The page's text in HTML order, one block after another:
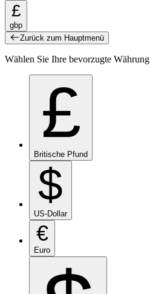
£
gbp
Zurück zum Hauptmenü
Wählen Sie Ihre bevorzugte Währung
£
Britische Pfund
$
US-Dollar
€
Euro